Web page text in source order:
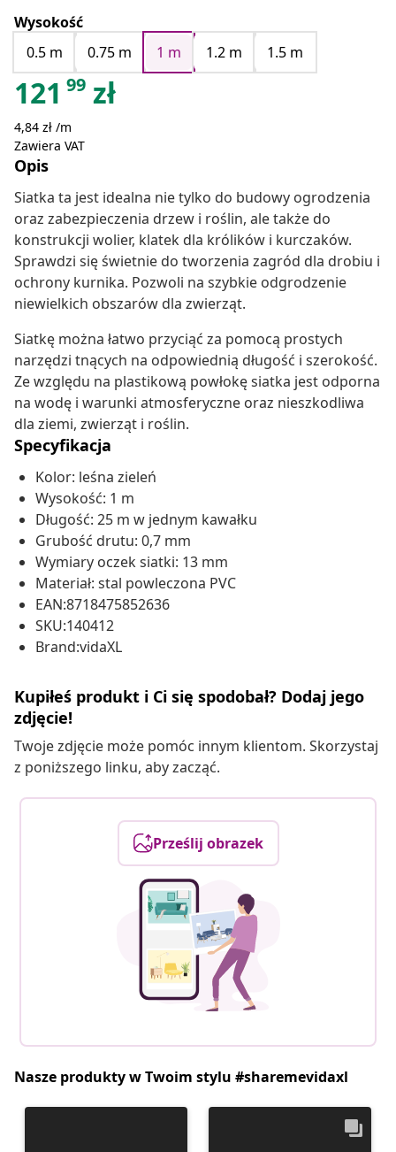
Wysokość
0.5 m
0.75 m 1 m 1.2 m 1.5 m
121 99 zł
4,84 zł /m
Zawiera VAT
Opis
Siatka ta jest idealna nie tylko do budowy ogrodzenia
oraz zabezpieczenia drzew i roślin, ale także do
konstrukcji wolier, klatek dla królików i kurczaków.
Sprawdzi się świetnie do tworzenia zagród dla drobiu i
ochrony kurnika. Pozwoli na szybkie odgrodzenie
niewielkich obszarów dla zwierząt.
Siatkę można łatwo przyciąć za pomocą prostych
narzędzi tnących na odpowiednią długość i szerokość.
Ze względu na plastikową powłokę siatka jest odporna
na wodę i warunki atmosferyczne oraz nieszkodliwa
dla ziemi, zwierząt i roślin.
Specyfikacja
Kolor: leśna zieleń
Wysokość: 1 m
Długość: 25 m w jednym kawałku
Grubość drutu: 0,7 mm
Wymiary oczek siatki: 13 mm
Materiał: stal powleczona PVC
EAN:8718475852636
SKU:140412
Brand:vidaXL
Kupiłeś produkt i Ci się spodobał? Dodaj jego
zdjęcie!
Twoje zdjęcie może pomóc innym klientom. Skorzystaj
z poniższego linku, aby zacząć.
Prześlij obrazek
Nasze produkty w Twoim stylu #sharemevidaxl